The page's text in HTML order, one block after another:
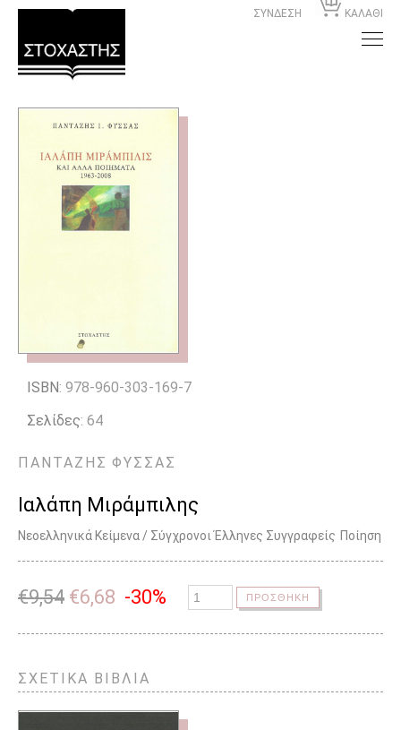
ΣΥΝΔΕΣΗ ΚΑΛΑΘΙ
ISBN: 978-960-303-169-7
Σελίδες: 64
ΠΑΝΤΑΖΗΣ ΦΥΣΣΑΣ
Ιαλάπη Μιράμπιλης
Νεοελληνικά Κείμενα / Σύγχρονοι Έλληνες Συγγραφείς Ποίηση
€9,54 €6,68 -30% ΠΡΟΣΘΗΚΗ
ΣΧΕΤΙΚΑ ΒΙΒΛΙΑ